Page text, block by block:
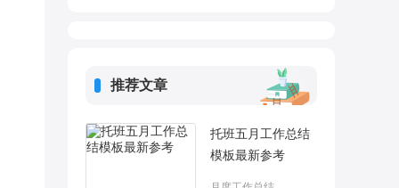
推荐文章
托班五月工作总结
模板最新参考